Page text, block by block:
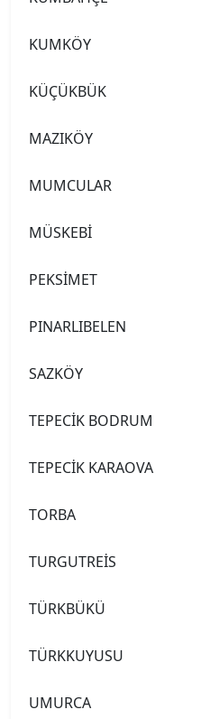
KUMKÖY
KÜÇÜKBÜK
MAZIKÖY
MUMCULAR
MÜSKEBİ
PEKSİMET
PINARLIBELEN
SAZKÖY
TEPECİK BODRUM
TEPECİK KARAOVA
TORBA
TURGUTREİS
TÜRKBÜKÜ
TÜRKKUYUSU
UMURCA